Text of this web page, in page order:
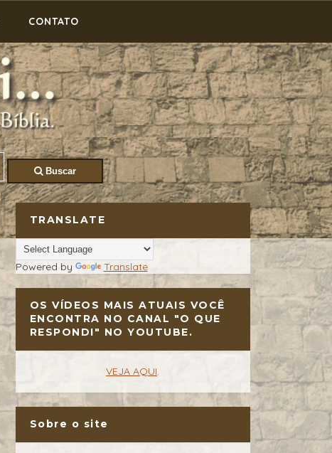
CONTATO
Buscar
TRANSLATE
Powered by Translate
OS VÍDEOS MAIS ATUAIS VOCÊ
ENCONTRA NO CANAL "O QUE
RESPONDI" NO YOUTUBE.
VEJA AQUI.
Sobre o site